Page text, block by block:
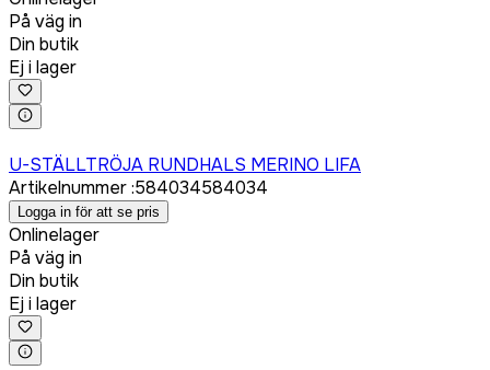
På väg in
Din butik
Ej i lager
U-STÄLLTRÖJA RUNDHALS MERINO LIFA
Artikelnummer:584034584034
Logga in för att se pris
Onlinelager
På väg in
Din butik
Ej i lager